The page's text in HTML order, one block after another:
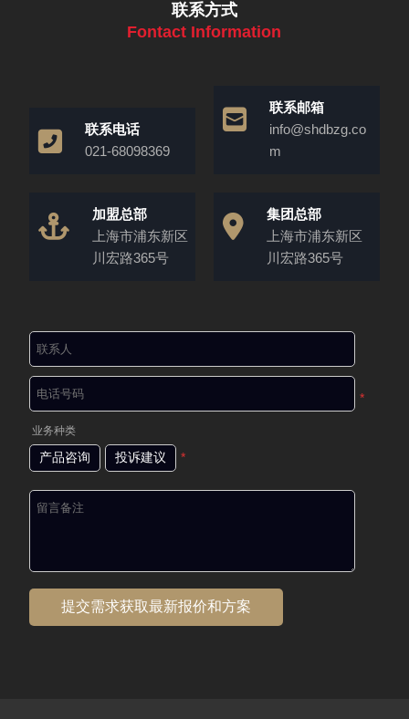
联系方式
Fontact Information
联系电话
021-68098369
联系邮箱
info@shdbzg.co
m
加盟总部
上海市浦东新区
川宏路365号
集团总部
上海市浦东新区
川宏路365号
*
业务种类
产品咨询 投诉建议 *